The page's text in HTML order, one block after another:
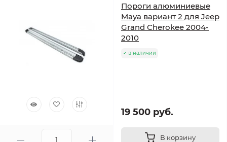
Пороги алюминиевые
Maya вариант 2 для Jeep
Grand Cherokee 2004-
2010
в наличии
19 500 руб.
В корзину